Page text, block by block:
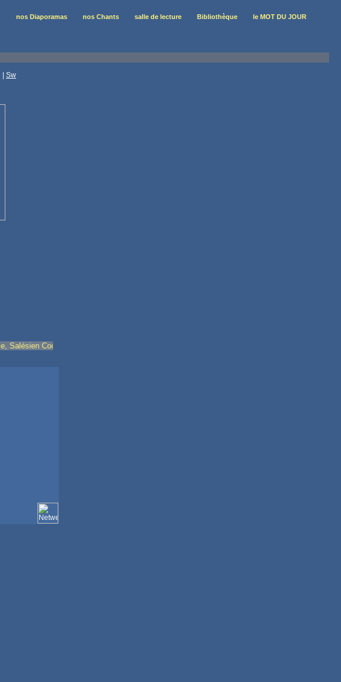
nos Diaporamas nos Chants salle de lecture Bibliothèque
le MOT DU JOUR
Sw
Coopérateur de Don Bosco, n’est pas appartenir à un mouvement en plus, mais être